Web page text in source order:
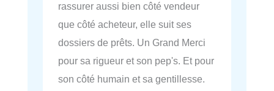
rassurer aussi bien côté vendeur
que côté acheteur, elle suit ses
dossiers de prêts. Un Grand Merci
pour sa rigueur et son pep's. Et pour
son côté humain et sa gentillesse.